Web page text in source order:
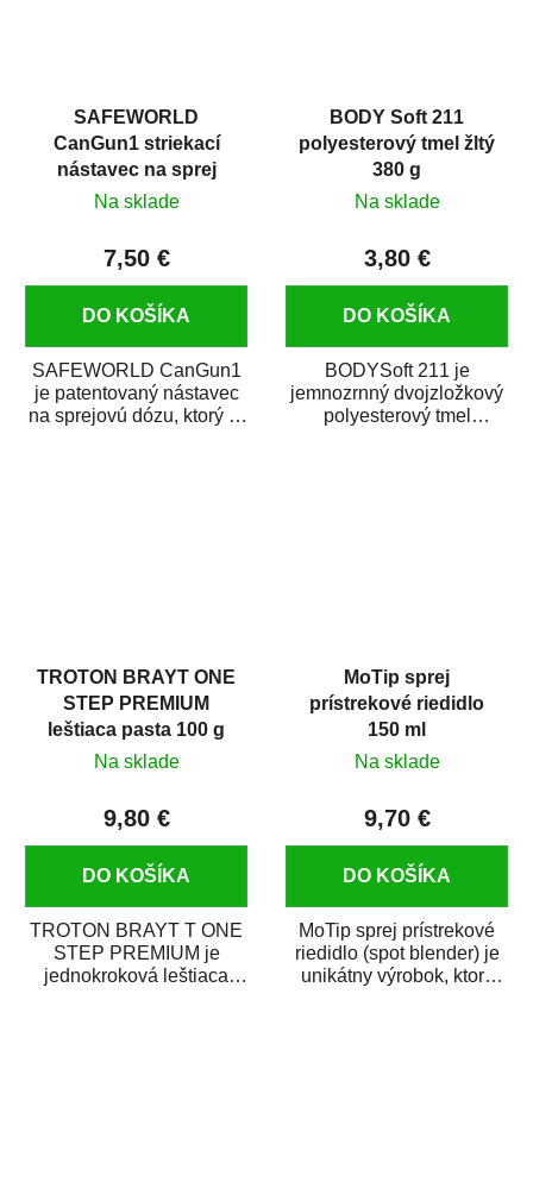
SAFEWORLD
CanGun1 striekací
nástavec na sprej
Na sklade
7,50 €
DO KOŠÍKA
SAFEWORLD CanGun1
je patentovaný nástavec
na sprejovú dózu, ktorý ju
BODY Soft 211
polyesterový tmel žltý
380 g
Na sklade
3,80 €
DO KOŠÍKA
BODYSoft 211 je
jemnozrnný dvojzložkový
polyesterový tmel
TROTON BRAYT ONE
STEP PREMIUM
leštiaca pasta 100 g
Na sklade
9,80 €
DO KOŠÍKA
TROTON BRAYT T ONE
STEP PREMIUM je
jednokroková leštiaca
MoTip sprej
prístrekové riedidlo
150 ml
Na sklade
9,70 €
DO KOŠÍKA
MoTip sprej prístrekové
riedidlo (spot blender) je
unikátny výrobok, ktorý